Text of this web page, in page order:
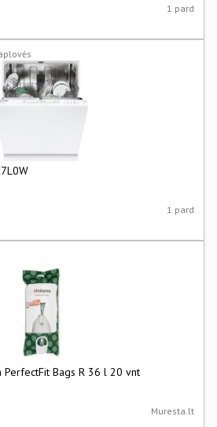
1 pard
1 pard
PerfectFit Bags R 36 l 20 vnt
Muresta.lt